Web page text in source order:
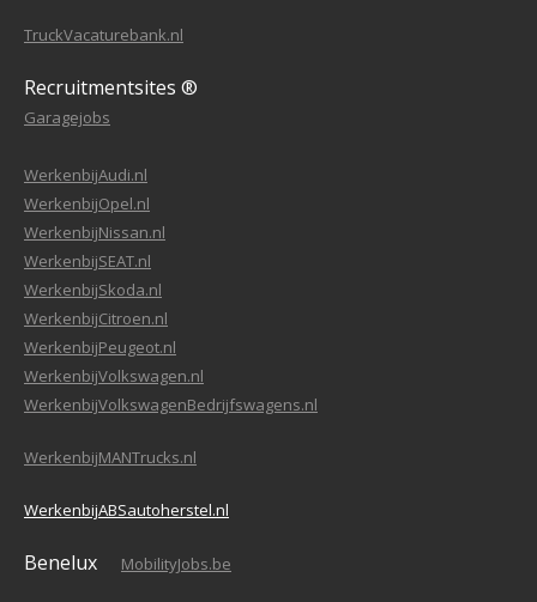
TruckVacaturebank.nl
Recruitmentsites ®
Garagejobs
WerkenbijAudi.nl
WerkenbijOpel.nl
WerkenbijNissan.nl
WerkenbijSEAT.nl
WerkenbijSkoda.nl
WerkenbijCitroen.nl
WerkenbijPeugeot.nl
WerkenbijVolkswagen.nl
WerkenbijVolkswagenBedrijfswagens.nl
WerkenbijMANTrucks.nl
WerkenbijABSautoherstel.nl
Benelux MobilityJobs.be